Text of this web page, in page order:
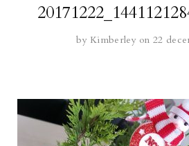
by Kimberley on 22